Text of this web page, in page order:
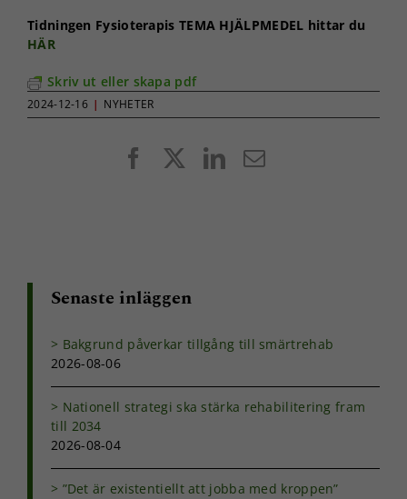
Tidningen Fysioterapis TEMA HJÄLPMEDEL hittar du
HÄR
Skriv ut eller skapa pdf
2024-12-16 | NYHETER
FacebookLinkedIn
E-
Senaste inläggen
Bakgrund påverkar tillgång till smärtrehab
2026-08-06
Nationell strategi ska stärka rehabilitering fram
till 2034
2026-08-04
”Det är existentiellt att jobba med kroppen”
förbättra
funktionalitet
och
hemsida ska
bra som
möjligt under
kakorna
kommer viss